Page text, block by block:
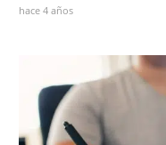
hace 4 años